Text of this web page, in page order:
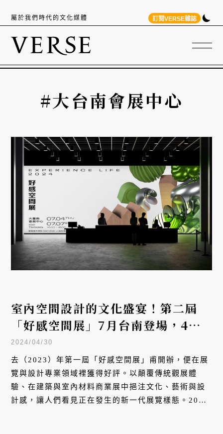
屬於我們時代的文化媒體 訂閱VERSE雜誌
#大台南會展中心
室內空間設計的文化盛宴！第二屆
「好感空間展」7月台南登場，4大
主題內容搶先看
2024/04/30
去（2023）年第一屆「好感空間展」甫開辦，便在展
覽與設計專業領域裡獲得好評。以顛覆傳統觀展體
驗、在建築與室內材料商業展中挹注文化、藝術與設
計感，讓人們看見正在發生的新一代展覽樣態。2024